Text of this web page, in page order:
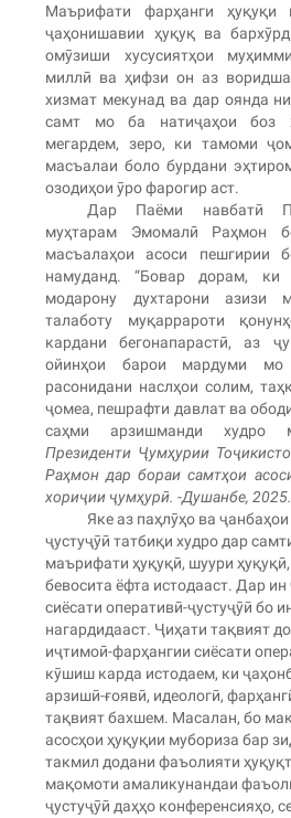
Маърифати фарҳанги ҳуқуқи
ҷаҳонишавии ҳуқуқ ва
омӯзиши хусусиятҳои
миллӣ ва ҳифзи он аз
хизмат мекунад ва дар оянда
самт мо ба натиҷаҳои боз
мегардем, зеро, ки тамоми
масъалаи боло бурдани
озодиҳои ӯро фарогир аст.
Дар Паёми навбатӣ
муҳтарам Эмомалӣ Раҳмон
масъалаҳои асоси пешгирии
намуданд. “Бовар дорам, ки
модарону духтарони азизи
талаботу муқаррароти
кардани бегонапарастӣ, аз
ойинҳои барои мардуми
расонидани наслҳои солим,
ҷомеа, пешрафти давлат ва
саҳми арзишманди худро
Президенти Ҷумҳурии
Раҳмон дар бораи самтҳои
хориҷии ҷумҳурӣ. -Душанбе,
Яке аз паҳлӯҳо ва
ҷустуҷӯӣ татбиқи худро дар
маърифати ҳуқуқӣ, шуури
бевосита ёфта истодааст. Дар
сиёсати оперативӣ-ҷустуҷӯӣ бо
нагардидааст. Ҷиҳати тақвият
иҷтимоӣ-фарҳангии сиёсати
кӯшиш карда истодаем, ки
арзишӣ-ғоявӣ, идеологӣ,
тақвият бахшем. Масалан, бо
асосҳои ҳуқуқии мубориза бар
такмил додани фаъолияти
мақомоти амаликунандаи
ҷустуҷӯӣ даҳҳо конференсияҳо,